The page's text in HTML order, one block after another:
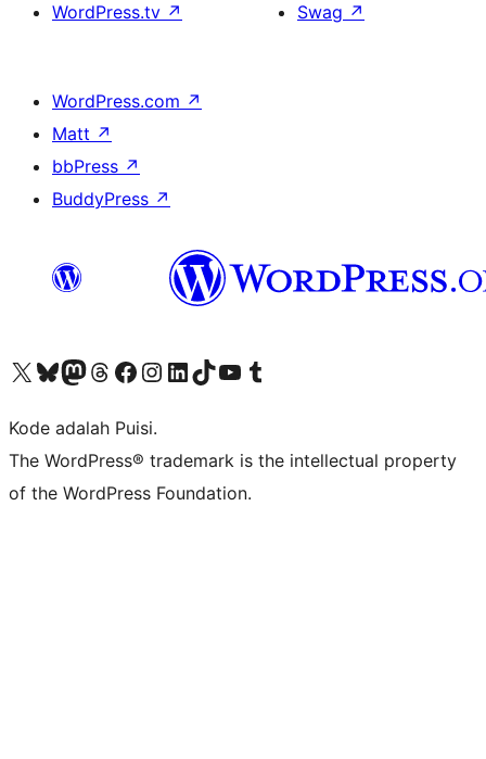
WordPress.tv ↗
Swag ↗
WordPress.com ↗
Matt ↗
bbPress ↗
BuddyPress ↗
Kunjungi akun X (sebelumnya Twitter) kamiVisit our Bluesky account
Kunjungi akun Mastodon kami
Visit our Threads account
Kunjungi halaman Facebook kamiKunjungi akun Instagram kamiKunjungi akun LinkedIn kami
Visit our TikTok account
Kunjungi channel YouTube kamiVisit our Tumblr account
Kode adalah Puisi.
The WordPress® trademark is the intellectual property
of the WordPress Foundation.